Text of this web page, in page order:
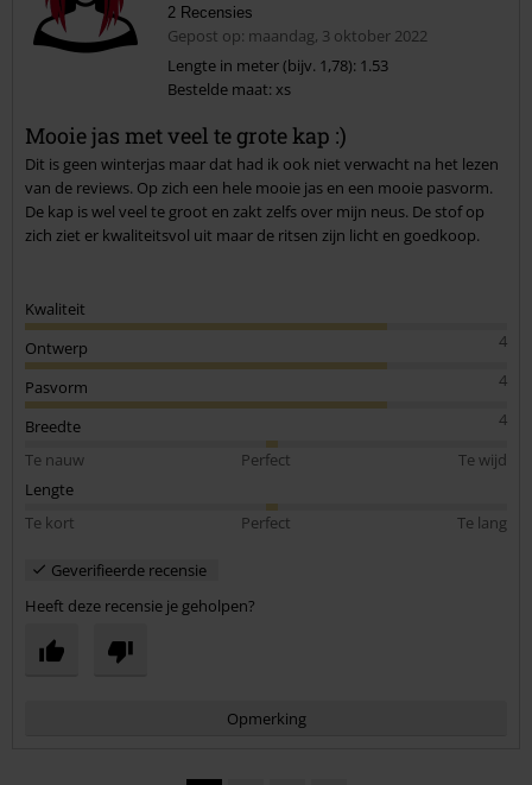
Commentaar versturen
2 Recensies
Gepost op: maandag, 3 oktober 2022
Lengte in meter (bijv. 1,78): 1.53
Bestelde maat: xs
Mooie jas met veel te grote kap :)
Dit is geen winterjas maar dat had ik ook niet verwacht na het lezen
van de reviews. Op zich een hele mooie jas en een mooie pasvorm.
De kap is wel veel te groot en zakt zelfs over mijn neus. De stof op
zich ziet er kwaliteitsvol uit maar de ritsen zijn licht en goedkoop.
Kwaliteit
4
Ontwerp
4
Pasvorm
4
Breedte
Te nauw
Perfect
Te wijd
Lengte
Te kort
Perfect Te lang
Geverifieerde recensie
Heeft deze recensie je geholpen?
Opmerking